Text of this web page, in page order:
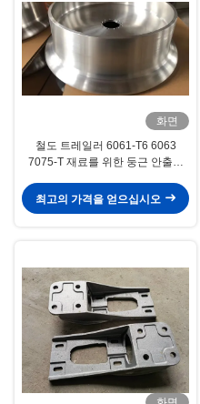
화면
철도 트레일러 6061-T6 6063
7075-T 재료를 위한 둥근 안출된
최고의 가격을 얻으십시오